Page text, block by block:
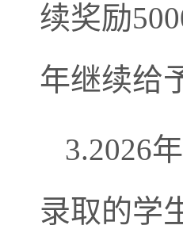
续奖励
年继续给
3.2026
录取的学